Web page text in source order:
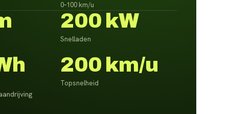
0–100 km/u
200 kW
Snelladen
200 km/u
Topsnelheid